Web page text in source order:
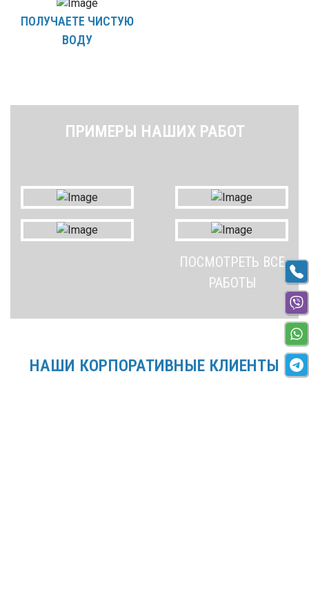
ПОЛУЧАЕТЕ ЧИСТУЮ
ВОДУ
ПРИМЕРЫ НАШИХ РАБОТ
ПОСМОТРЕТЬ ВСЕ
РАБОТЫ
НАШИ КОРПОРАТИВНЫЕ КЛИЕНТЫ